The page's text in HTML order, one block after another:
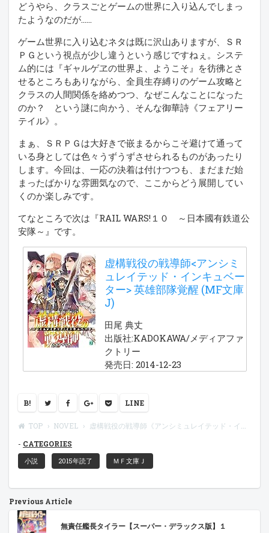
どうやら、クラスごとゲームの世界に入り込んでしまっ
たようなのだが……
ゲーム世界に入り込むネタは既に沢山ありますが、ＳＲ
ＰＧという視点が少し違うという感じですねぇ。システ
ム的には『ギャルゲヱの世界よ、ようこそ』を彷彿とさ
せるところもありながら、全員生存縛りのゲーム攻略と
クラスの人間関係を絡めつつ、なぜこんなことになった
のか？ という謎に向かう、そんな御華詩《フェアリー
テイル》。
まぁ、ＳＲＰＧは大好きで嵌まるからこそ避けて通って
いる身としては色々うずうずさせられるものがあったり
します。今回は、一応の決着は付けつつも、まだまだ始
まったばかりな雰囲気なので、ここからどう展開してい
くのか楽しみです。
てなところで次は『RAIL WARS!１０ ～日本國有鉄道公
安隊～』です。
虚構戦役の戦導師<アンシミ
ュレイテッド・インキュベー
ター> 英雄部隊覚醒 (MF文庫
J)
田尾 典丈
出版社:KADOKAWA/メディアファ
クトリー
発売日: 2014-12-23
B! LINE
TOP NOVEL
虚構戦役の戦導師《アンシミュレイテッド・インキュベーター》 英雄部隊《クラスメイト》覚醒
CATEGORIES
小説 2015年読了 ＭＦ文庫Ｊ
Previous Article
無責任艦長タイラー【スーパー・デラックス版】１